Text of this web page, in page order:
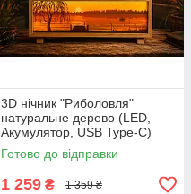
3D нічник "Риболовля"
натуральне дерево (LED,
Акумулятор, USB Type-C)
Готово до відправки
1 259 ₴ 1 359 ₴